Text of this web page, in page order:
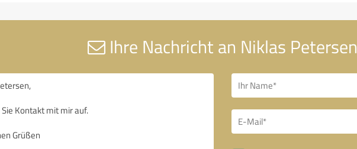
Ihre Nachricht an Niklas Petersen